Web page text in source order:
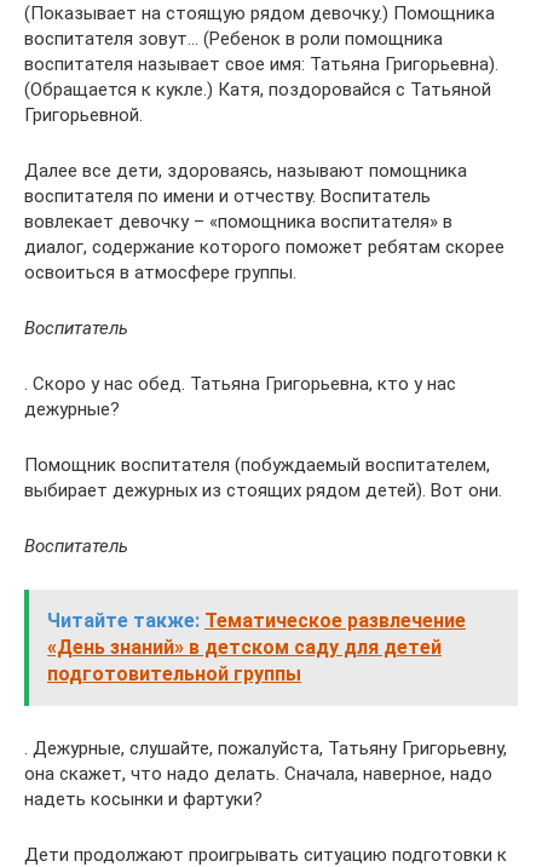
(Показывает на стоящую рядом девочку.) Помощника
воспитателя зовут… (Ребенок в роли помощника
воспитателя называет свое имя: Татьяна Григорьевна).
(Обращается к кукле.) Катя, поздоровайся с Татьяной
Григорьевной.
Далее все дети, здороваясь, называют помощника
воспитателя по имени и отчеству. Воспитатель
вовлекает девочку – «помощника воспитателя» в
диалог, содержание которого поможет ребятам скорее
освоиться в атмосфере группы.
Воспитатель
. Скоро у нас обед. Татьяна Григорьевна, кто у нас
дежурные?
Помощник воспитателя (побуждаемый воспитателем,
выбирает дежурных из стоящих рядом детей). Вот они.
Воспитатель
Читайте также: Тематическое развлечение
«День знаний» в детском саду для детей
подготовительной группы
. Дежурные, слушайте, пожалуйста, Татьяну Григорьевну,
она скажет, что надо делать. Сначала, наверное, надо
надеть косынки и фартуки?
Дети продолжают проигрывать ситуацию подготовки к